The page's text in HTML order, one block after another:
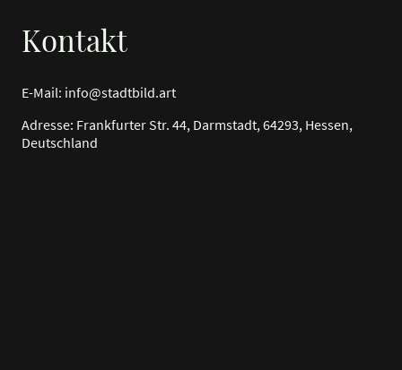
Kontakt
E-Mail: info@stadtbild.art
Adresse: Frankfurter Str. 44, Darmstadt, 64293, Hessen,
Deutschland